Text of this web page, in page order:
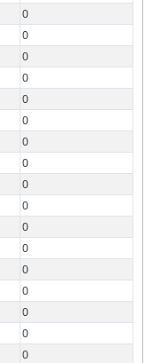
0
0
0
0
0
0
0
0
0
0
0
0
0
0
0
0
0